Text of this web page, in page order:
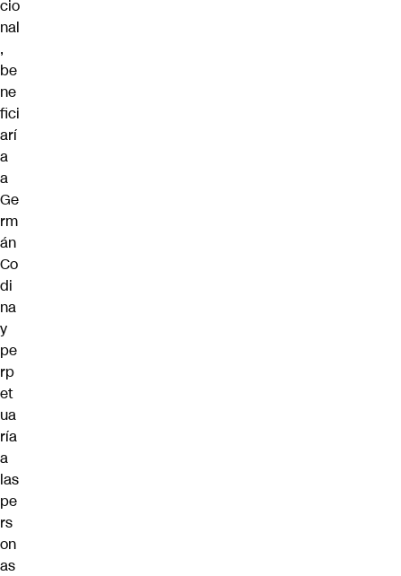
cio
nal
,
be
ne
fici
arí
a
a
Ge
rm
án
Co
di
na
y
pe
rp
et
ua
ría
a
las
pe
rs
on
as